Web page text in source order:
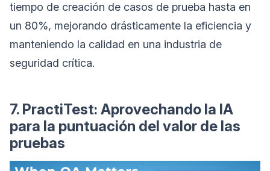
tiempo de creación de casos de prueba hasta en
un 80%, mejorando drásticamente la eficiencia y
manteniendo la calidad en una industria de
seguridad crítica.
7. PractiTest: Aprovechando la IA
para la puntuación del valor de las
pruebas